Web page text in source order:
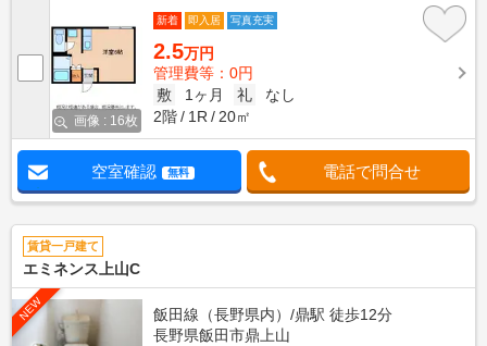
画像 : 16枚
新着 即入居 写真充実
2.5万円
管理費等：0円
敷
1ヶ月 礼
なし
2階
1R 20㎡
空室確認 無料 電話で問合せ
賃貸一戸建て
エミネンス上山C
NEW
飯田線（長野県内）/鼎駅 徒歩12分
長野県飯田市鼎上山